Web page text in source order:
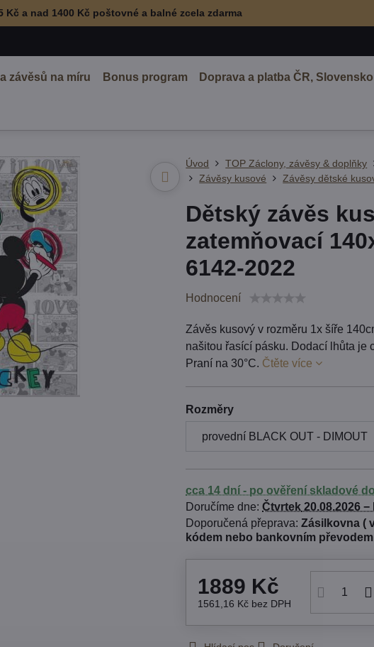
Kč a nad 1400 Kč poštovné a balné zcela zdarma
závěsů na míru Bonus program Doprava a platba ČR, Slovensko
Úvod TOP Záclony, závěsy & doplňky
Závěsy kusové
Závěsy dětské
Dětský závěs
zatemňovací
6142-2022
Hodnocení
Závěs kusový v rozměru 1x šíře
našitou řasící pásku. Dodací lhůta je
Praní na 30°C. Čtěte více
Rozměry
cca 14 dní - po ověření skladové
Doručíme dne:Čtvrtek 20.08.2026 −
Zásilkovna (
kódem nebo bankovním převodem
1889 Kč
1561,16 Kč bez DPH